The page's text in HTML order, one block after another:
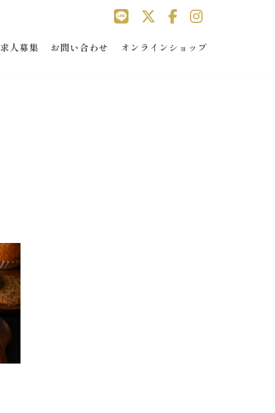
求人募集 お問い合わせ オンラインショップ